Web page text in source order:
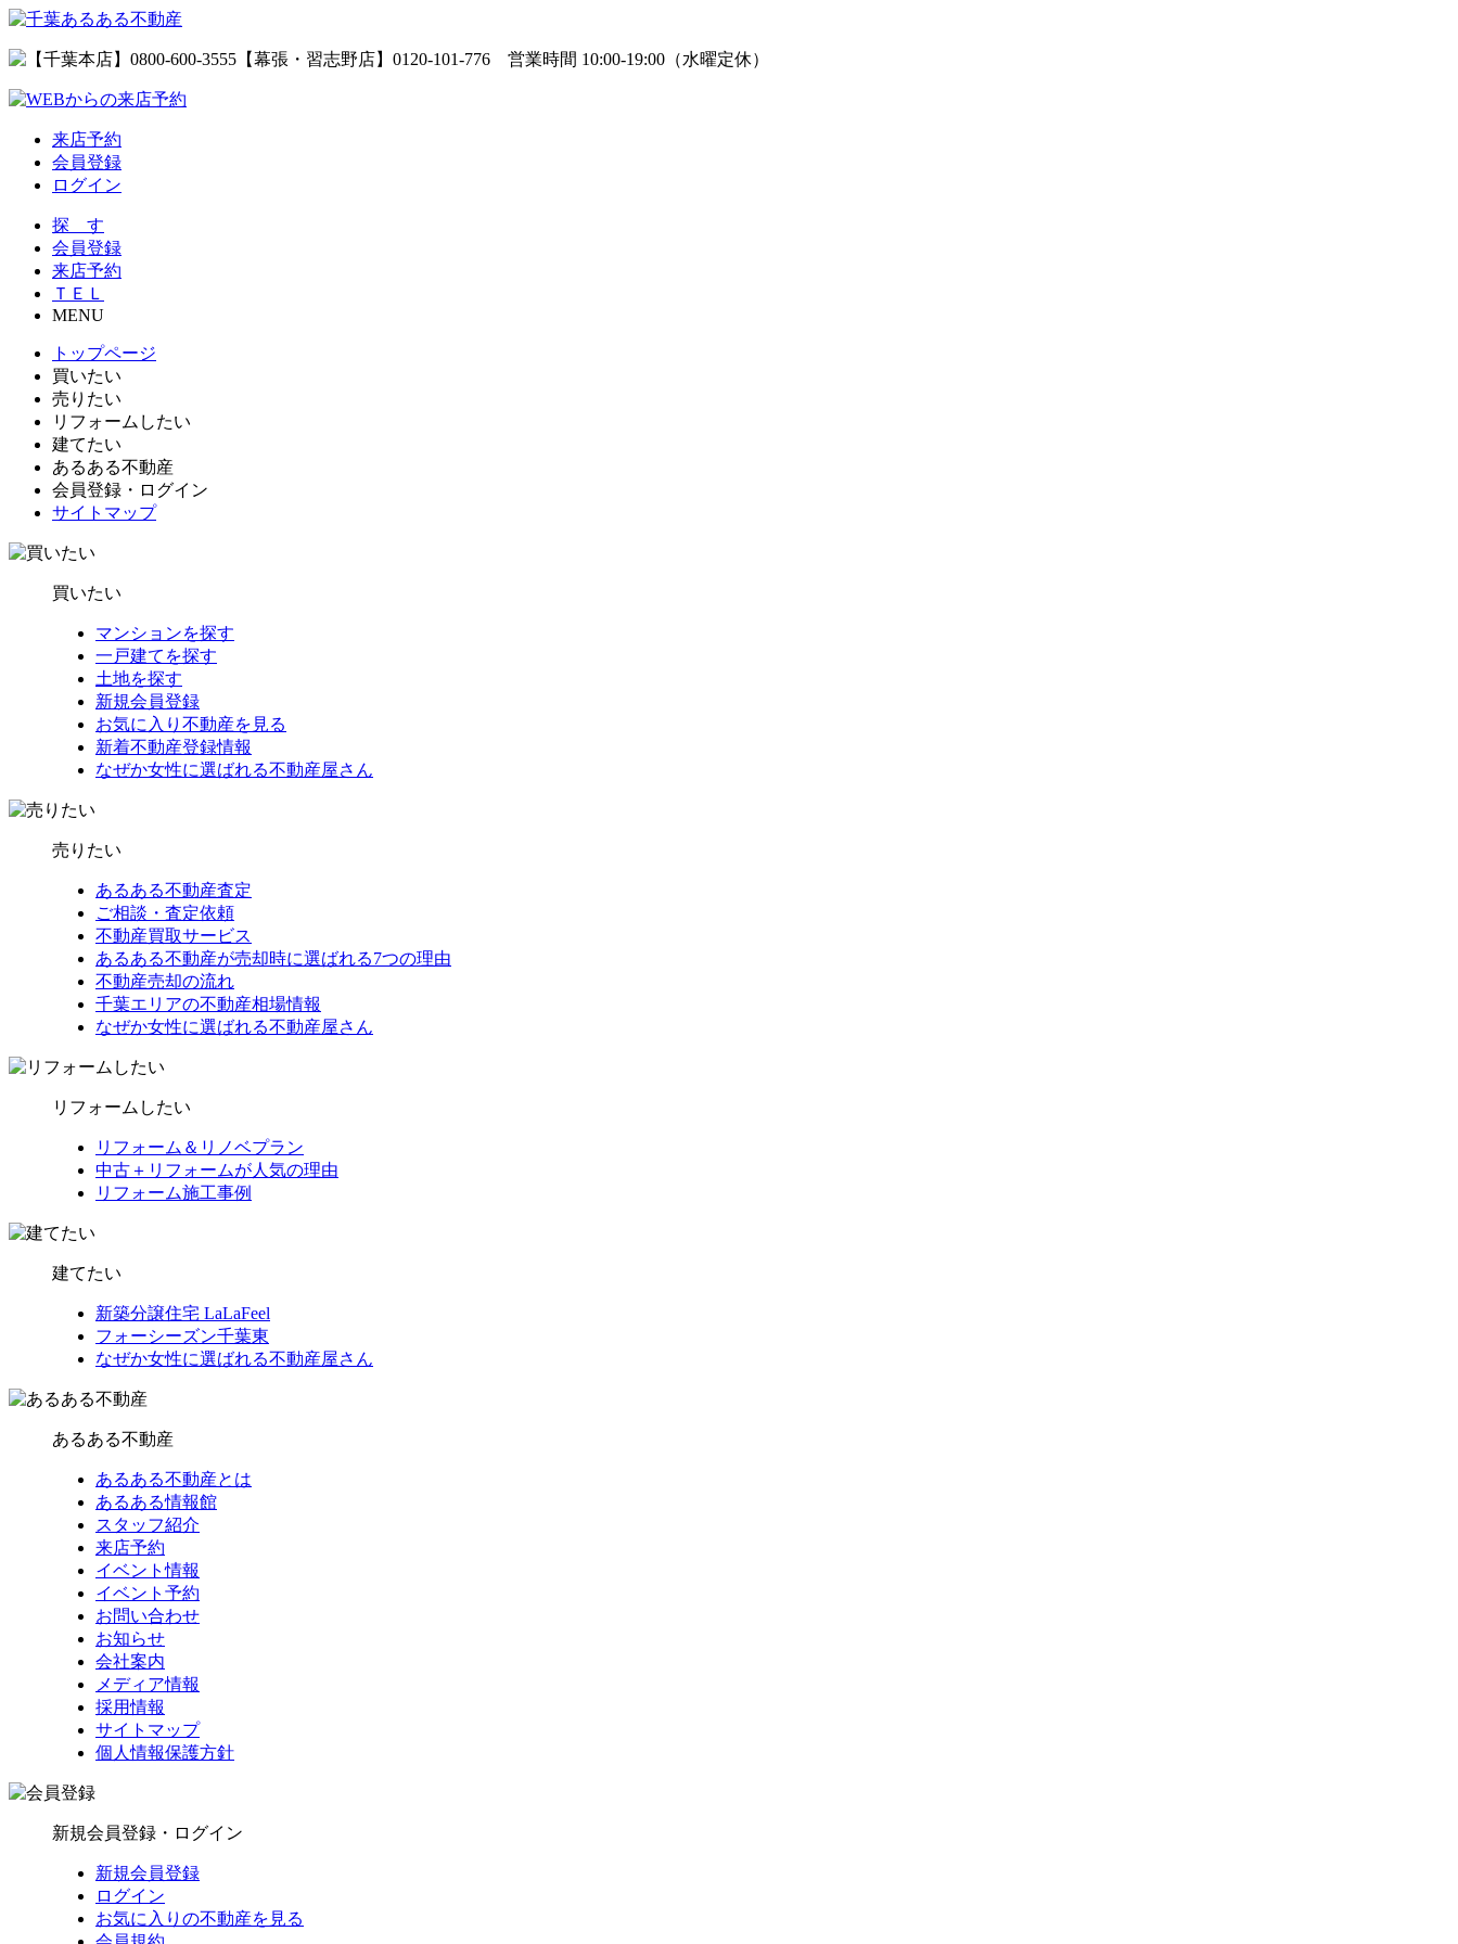
来店予約
会員登録
ログイン
探 す
会員登録
来店予約
ＴＥＬ
MENU
トップページ
買いたい
売りたい
リフォームしたい
建てたい
あるある不動産
会員登録・ログイン
サイトマップ
買いたい
マンションを探す
一戸建てを探す
土地を探す
新規会員登録
お気に入り不動産を見る
新着不動産登録情報
なぜか女性に選ばれる不動産屋さん
売りたい
あるある不動産査定
ご相談・査定依頼
不動産買取サービス
あるある不動産が売却時に選ばれる7つの理由
不動産売却の流れ
千葉エリアの不動産相場情報
なぜか女性に選ばれる不動産屋さん
リフォームしたい
リフォーム＆リノベプラン
中古＋リフォームが人気の理由
リフォーム施工事例
建てたい
新築分譲住宅 LaLaFeel
フォーシーズン千葉東
なぜか女性に選ばれる不動産屋さん
あるある不動産
あるある不動産とは
あるある情報館
スタッフ紹介
来店予約
イベント情報
イベント予約
お問い合わせ
お知らせ
会社案内
メディア情報
採用情報
サイトマップ
個人情報保護方針
新規会員登録・ログイン
新規会員登録
ログイン
お気に入りの不動産を見る